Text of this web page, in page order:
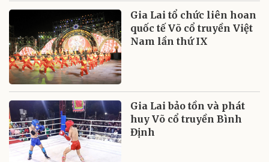
Gia Lai tổ chức liên hoan
quốc tế Võ cổ truyền Việt
Nam lần thứ IX
Gia Lai bảo tồn và phát
huy Võ cổ truyền Bình
Định